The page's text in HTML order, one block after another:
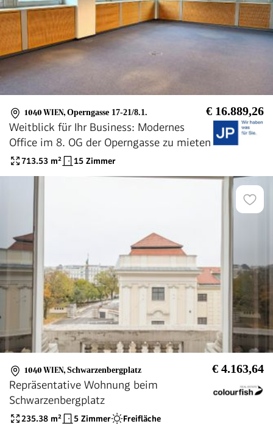
1040 WIEN, Operngasse 17-21/8.1. € 16.889,26
Weitblick für Ihr Business: Modernes
Office im 8. OG der Operngasse zu mieten
713.53 m² 15 Zimmer
1040 WIEN, Schwarzenbergplatz € 4.163,64
Repräsentative Wohnung beim
Schwarzenbergplatz
235.38 m² 5 Zimmer Freifläche